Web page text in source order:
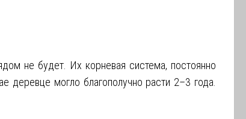
не будет. Их корневая система, постоянно
деревце могло благополучно расти 2–3 года.